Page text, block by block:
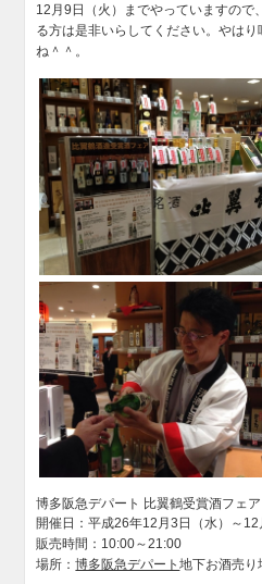
12月9日（火）までやっていますので
る方は是非いらしてください。やはり
ね＾＾。
博多阪急デパート 比翼鶴受賞酒フェア
開催日：平成26年12月3日（水）～
販売時間：10:00～21:00
場所：博多阪急デパート地下お酒売り